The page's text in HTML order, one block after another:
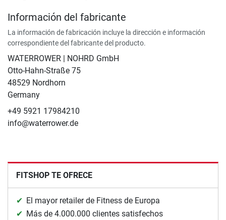
Información del fabricante
La información de fabricación incluye la dirección e información
correspondiente del fabricante del producto.
WATERROWER | NOHRD GmbH
Otto-Hahn-Straße 75
48529 Nordhorn
Germany
+49 5921 17984210
info@waterrower.de
FITSHOP TE OFRECE
El mayor retailer de Fitness de Europa
Más de 4.000.000 clientes satisfechos